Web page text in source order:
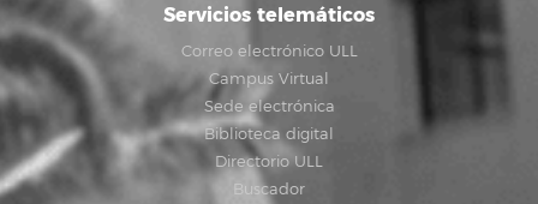
Servicios telemáticos
Correo electrónico ULL
Campus Virtual
Sede electrónica
Biblioteca digital
Directorio ULL
Buscador